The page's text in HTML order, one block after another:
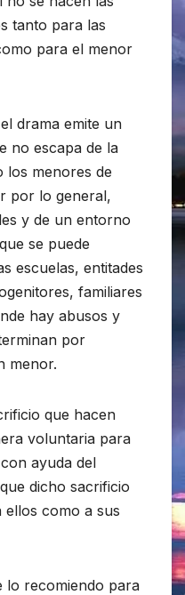
tanto para las
para el menor
drama emite un
no escapa de la
los menores de
por lo general,
y de un entorno
se puede
escuelas, entitades
familiares
hay abusos y
por
menor.
que hacen
voluntaria para
ayuda del
dicho sacrificio
ellos como a sus
lo recomiendo para